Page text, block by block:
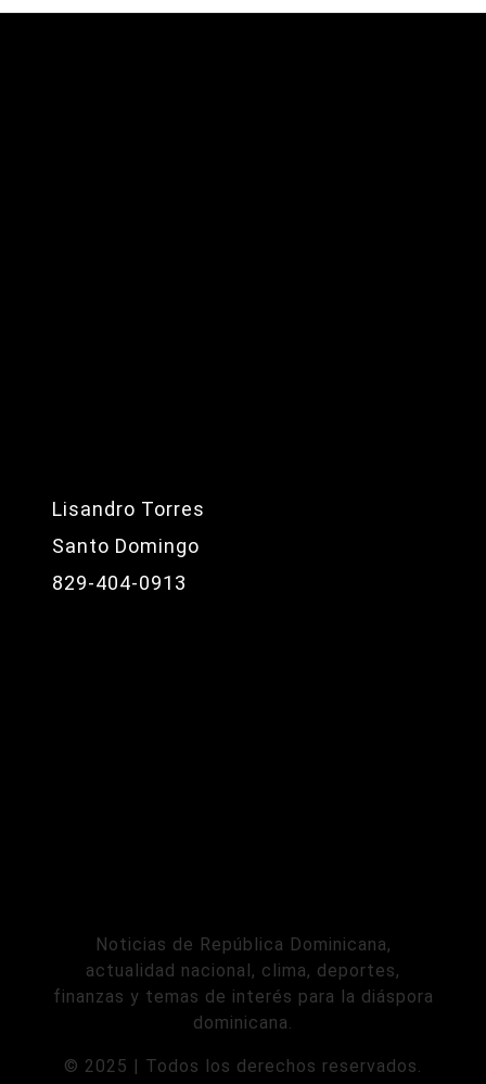
Lisandro Torres
Santo Domingo
829-404-0913
Noticias de República Dominicana,
actualidad nacional, clima, deportes,
finanzas y temas de interés para la diáspora
dominicana.
© 2025 | Todos los derechos reservados.